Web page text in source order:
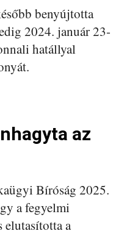
benyújtotta
2024. január 23-
hatállyal
az
Bíróság 2025.
a fegyelmi
elutasította a